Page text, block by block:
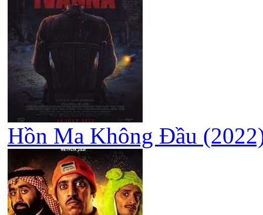
Hồn Ma Không Đầu